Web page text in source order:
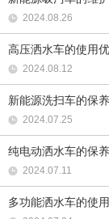
2024.08.26
高压洒水车的使用
2024.08.12
新能源洗扫车的保
2024.07.25
纯电动洒水车的保
2024.07.11
多功能洒水车的使